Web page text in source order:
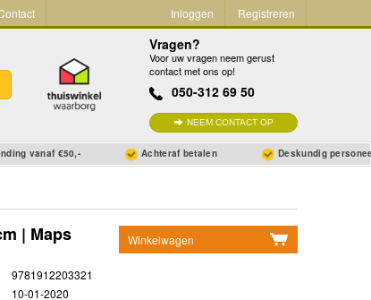
Inloggen Registreren
Vragen?
Voor uw vragen neem gerust
contact met ons op!
050-312 69 50
NEEM CONTACT OP
vanaf €50,- Achteraf betalen Deskundig
Winkelwagen
| Maps
9781912203321
10-01-2020